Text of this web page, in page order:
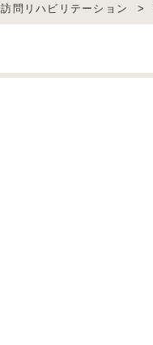
訪問リハビリテーション >